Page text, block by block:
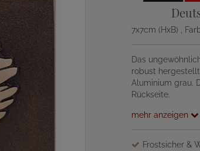
7x7cm (HxB)
,
Das
robust
Aluminium grau.
Rückseite.
mehr anzeigen
Frostsicher &